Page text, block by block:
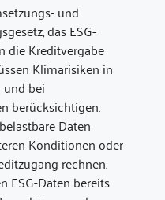
und
das ESG-
die Kreditvergabe
Klimarisiken in
bei
berücksichtigen.
Daten
Konditionen oder
rechnen.
ESG-Daten bereits